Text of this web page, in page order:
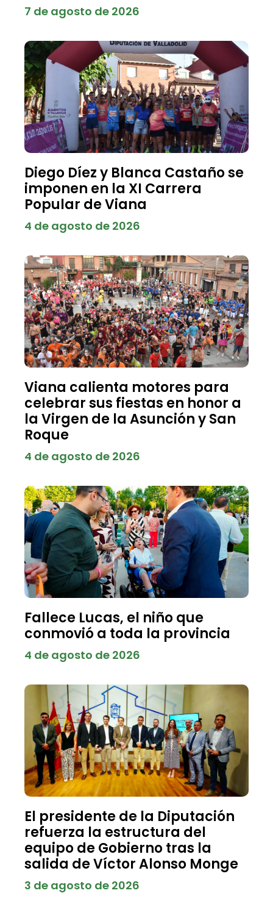
7 de agosto de 2026
Diego Díez y Blanca Castaño se
imponen en la XI Carrera
Popular de Viana
4 de agosto de 2026
Viana calienta motores para
celebrar sus fiestas en honor a
la Virgen de la Asunción y San
Roque
4 de agosto de 2026
Fallece Lucas, el niño que
conmovió a toda la provincia
4 de agosto de 2026
El presidente de la Diputación
refuerza la estructura del
equipo de Gobierno tras la
salida de Víctor Alonso Monge
3 de agosto de 2026